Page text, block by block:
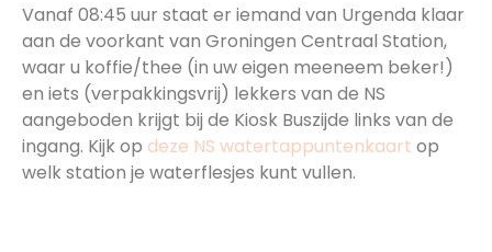
Vanaf 08:45 uur staat er iemand van Urgenda klaar
aan de voorkant van Groningen Centraal Station,
waar u koffie/thee (in uw eigen meeneem beker!)
en iets (verpakkingsvrij) lekkers van de NS
aangeboden krijgt bij de Kiosk Buszijde links van de
ingang. Kijk op deze NS watertappuntenkaart op
welk station je waterflesjes kunt vullen.